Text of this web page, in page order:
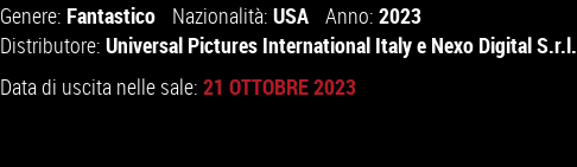
Genere: Fantastico Nazionalità: USA Anno: 2023
Distributore: Universal Pictures International Italye Nexo Digital S.r.l.
Data di uscita nelle sale: 21 OTTOBRE 2023